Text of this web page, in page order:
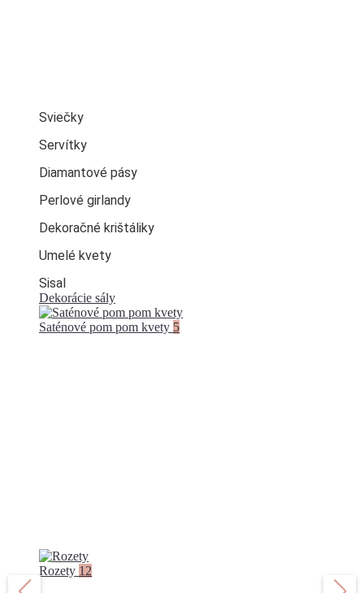
Sviečky
Servítky
Diamantové pásy
Perlové girlandy
Dekoračné krištáliky
Umelé kvety
Sisal
Dekorácie sály
Saténové pom pom kvety 5
Rozety 12